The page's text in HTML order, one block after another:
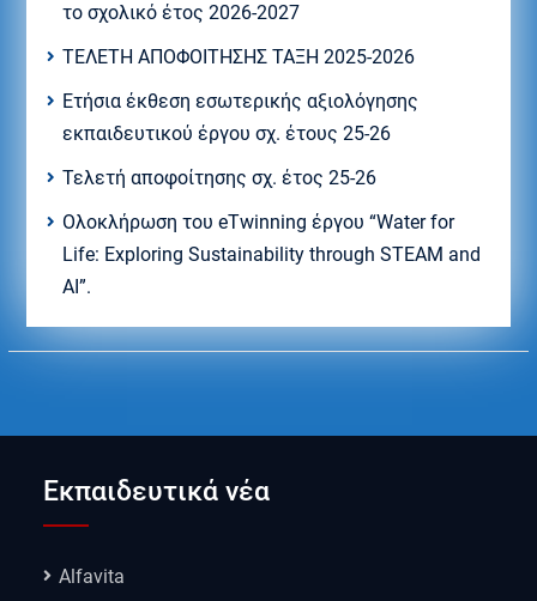
το σχολικό έτος 2026-2027
ΤΕΛΕΤΗ ΑΠΟΦΟΙΤΗΣΗΣ ΤΑΞΗ 2025-2026
Ετήσια έκθεση εσωτερικής αξιολόγησης
εκπαιδευτικού έργου σχ. έτους 25-26
Τελετή αποφοίτησης σχ. έτος 25-26
Ολοκλήρωση του eTwinning έργου “Water for
Life: Exploring Sustainability through STEAM and
AI”.
Εκπαιδευτικά νέα
Alfavita